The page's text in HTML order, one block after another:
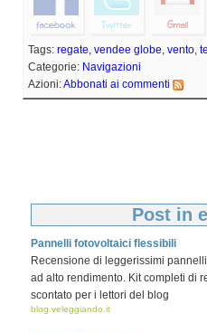
Tags: regate, vendee globe, vento,
Categorie: Navigazioni
Azioni:Abbonati ai commenti
Post in
Pannelli fotovoltaici flessibili
Recensione di leggerissimi
ad alto rendimento. Kit completi di
scontato per i lettori del blog
blog.veleggiando.it